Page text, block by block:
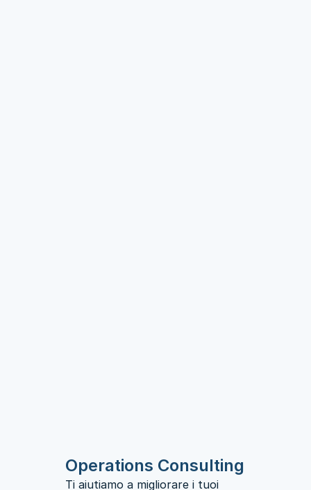
Operations Consulting
Ti aiutiamo a migliorare i tuoi
Ti aiutiamo a connettere le
informazioni da uno strumento
Ti aiutiamo a portare l'AI nella